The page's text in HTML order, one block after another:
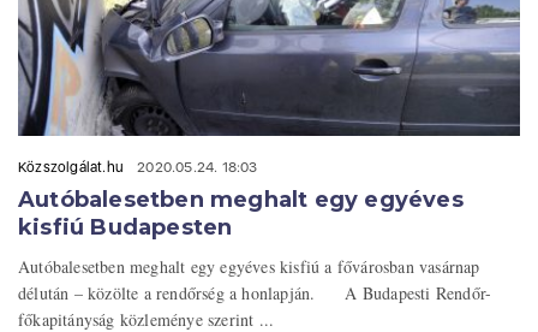
Közszolgálat.hu 2020.05.24. 18:03
Autóbalesetben meghalt egy egyéves
kisfiú Budapesten
Autóbalesetben meghalt egy egyéves kisfiú a fővárosban vasárnap
délután – közölte a rendőrség a honlapján. A Budapesti Rendőr-
főkapitányság közleménye szerint ...